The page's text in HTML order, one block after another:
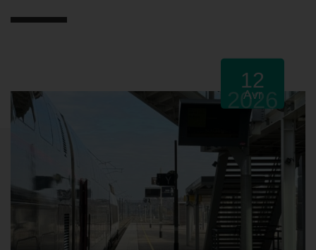
12
Avr
2026